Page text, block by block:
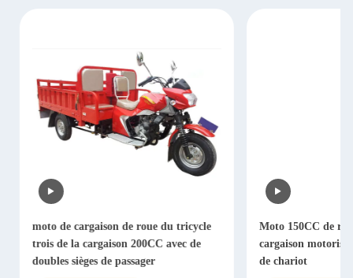
moto de cargaison de roue du tricycle
trois de la cargaison 200CC avec de
doubles sièges de passager
Moto 150CC de
cargaison
de chariot